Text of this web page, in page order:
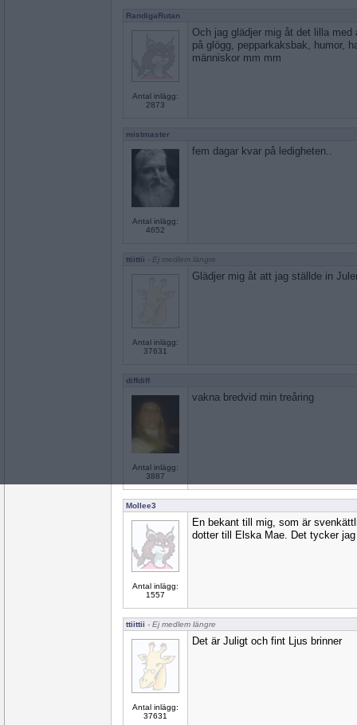
RandigaRutan
Antal inlägg:
2873
Och jag glädjer mig åt det lilla
på glögg, pepparkaksbak, humor,
människor mm mm
mistmaster
Antal inlägg:
4652
fem dagar kvar på ledigheten..
ttiittii - Ej medlem längre
Antal inlägg:
37631
Glädjer mig åt att jag ställde in
diffdiff
Antal inlägg:
3887
vakna bredvid min treåring
Mollee3
Antal inlägg:
1557
En bekant till mig, som är
dotter till Elska Mae. Det tycker
ttiittii - Ej medlem längre
Antal inlägg:
37631
Det är Juligt och fint Ljus brinner